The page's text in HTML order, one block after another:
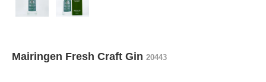
Mairingen Fresh Craft Gin 20443